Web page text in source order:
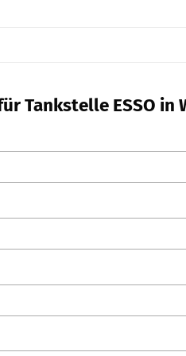
Tankstelle ESSO in